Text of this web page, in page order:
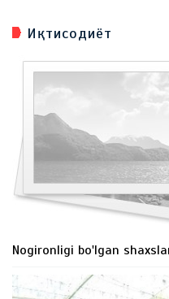
Иқтисодиёт
Nogironligi bo'lgan